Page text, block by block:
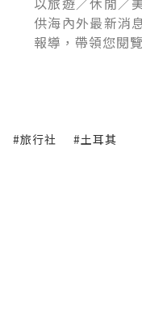
供海內外最新消
報導，帶領您閱
#旅行社 #土耳其